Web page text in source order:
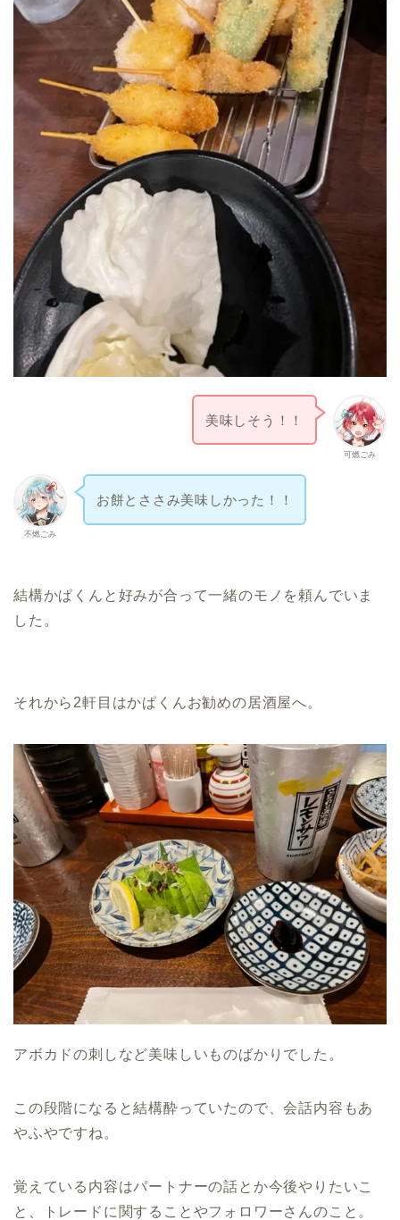
可燃ごみ
美味しそう！！
不燃ごみ
お餅とささみ美味しかった！！
結構かぱくんと好みが合って一緒のモノを頼んでいま
した。
それから2軒目はかぱくんお勧めの居酒屋へ。
アボカドの刺しなど美味しいものばかりでした。
この段階になると結構酔っていたので、会話内容もあ
やふやですね。
覚えている内容はパートナーの話とか今後やりたいこ
と、トレードに関することやフォロワーさんのこと。